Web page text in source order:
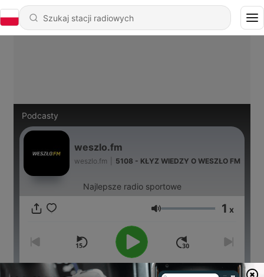
Podcasty
weszlo.fm
weszlo.fm 5108 - KŁYZ WIEDZY O WESZŁO FM
Najlepsze radio sportowe
Głośność 1 x
00:00